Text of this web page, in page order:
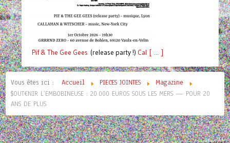
Pif& The Gee Gees (release party !) Cal [ ... ]
Vous êtes ici : Accueil PIECES JOINTES
Magazine
$OUT€NIR L’EMBOBINEUSE : 20 000 EUROS SOUS LES MERS — POUR 20
ANS DE PLUS